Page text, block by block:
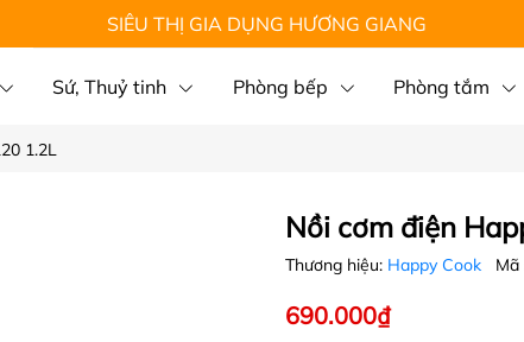
SIÊU THỊ GIA DỤNG HƯƠNG GIANG
Sứ, Thuỷ tinh Phòng bếp Phòng tắm
1.2L
Nồi cơm điện
Thương hiệu: Happy Cook Mã
690.000₫